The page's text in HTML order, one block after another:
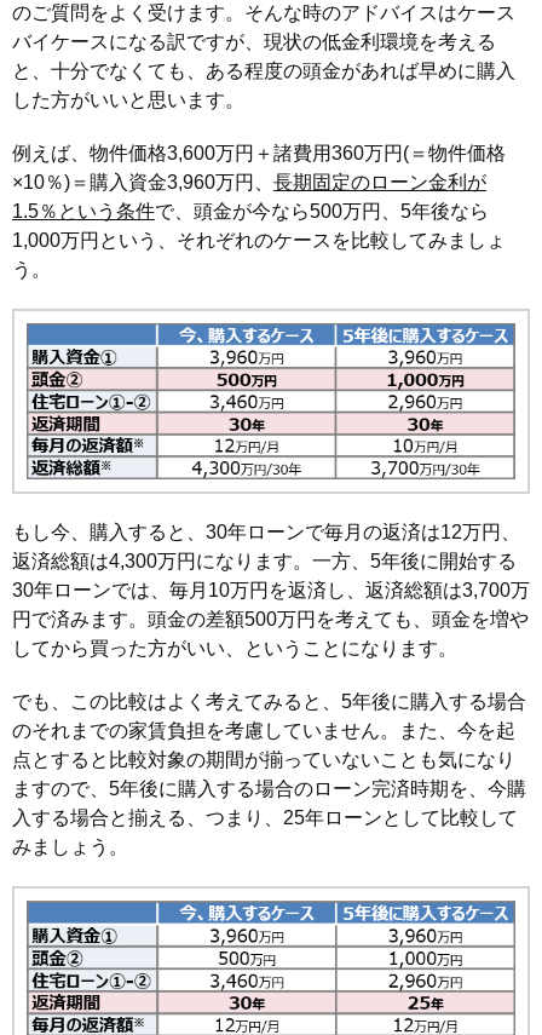
のご質問をよく受けます。そんな時のアドバイスはケース
バイケースになる訳ですが、現状の低金利環境を考える
と、十分でなくても、ある程度の頭金があれば早めに購入
した方がいいと思います。
例えば、物件価格3,600万円＋諸費用360万円(＝物件価格
×10％)＝購入資金3,960万円、 長期固定のローン金利が
1.5％という条件で、頭金が今なら500万円、5年後なら
1,000万円という、それぞれのケースを比較してみましょ
う。
もし今、購入すると、30年ローンで毎月の返済は12万円、
返済総額は4,300万円になります。一方、5年後に開始する
30年ローンでは、毎月10万円を返済し、返済総額は3,700万
円で済みます。頭金の差額500万円を考えても、頭金を増や
してから買った方がいい、ということになります。
でも、この比較はよく考えてみると、5年後に購入する場合
のそれまでの家賃負担を考慮していません。また、今を起
点とすると比較対象の期間が揃っていないことも気になり
ますので、5年後に購入する場合のローン完済時期を、今購
入する場合と揃える、つまり、25年ローンとして比較して
みましょう。